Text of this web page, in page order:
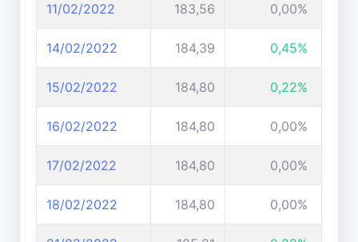
11/02/2022 183,56 0,00%
14/02/2022 184,39 0,45%
15/02/2022 184,80 0,22%
16/02/2022 184,80 0,00%
17/02/2022 184,80 0,00%
18/02/2022 184,80 0,00%